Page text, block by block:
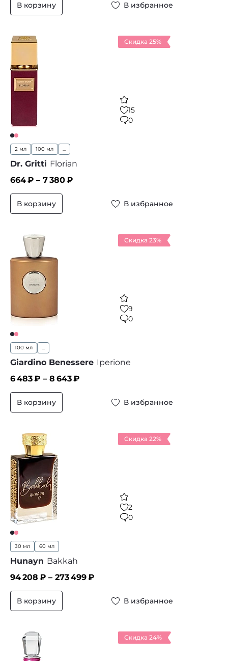
В корзину В избранное
Скидка 25%
15
0
2 мл 100 мл ...
Dr. Gritti Florian
664₽ – 7 380₽
В корзину В избранное
Скидка 23%
9
0
100 мл ...
Giardino Benessere Iperione
6 483₽ – 8 643₽
В корзину В избранное
Скидка 22%
2
0
30 мл 60 мл
Hunayn Bakkah
94 208 ₽ – 273 499₽
В корзину В избранное
Скидка 24%